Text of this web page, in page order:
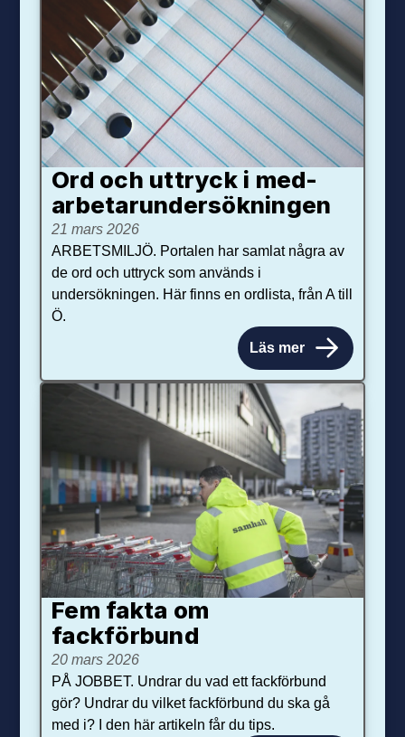
Ord och uttryck i med­­
arbetar­­under­sökningen
21 mars 2026
ARBETSMILJÖ. Portalen har samlat några av
de ord och uttryck som används i
undersökningen. Här finns en ordlista, från A till
Ö.
Läs mer
Fem fakta om
fackförbund
20 mars 2026
PÅ JOBBET. Undrar du vad ett fackförbund
gör? Undrar du vilket fackförbund du ska gå
med i? I den här artikeln får du tips.